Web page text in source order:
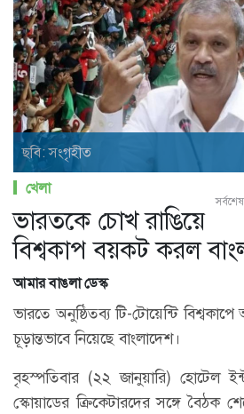
ছবি: সংগৃহীত
খেলা
ভারতকে চোখ রাঙিয়ে
বিশ্বকাপ বয়কট করল
আমার বাঙলা ডেস্ক
ভারতে অনুষ্ঠিতব্য টি-টোয়েন্টি বিশ্বকাপে
চূড়ান্তভাবে নিয়েছে বাংলাদেশ।
বৃহস্পতিবার (২২ জানুয়ারি) হোটেল
স্কোয়াডের ক্রিকেটারদের সঙ্গে বৈঠক